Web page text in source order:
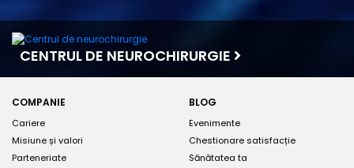
CENTRUL DE NEUROCHIRURGIE
COMPANIE
Cariere
Misiune și valori
Parteneriate
BLOG
Evenimente
Chestionare satisfacție
Sănătatea ta